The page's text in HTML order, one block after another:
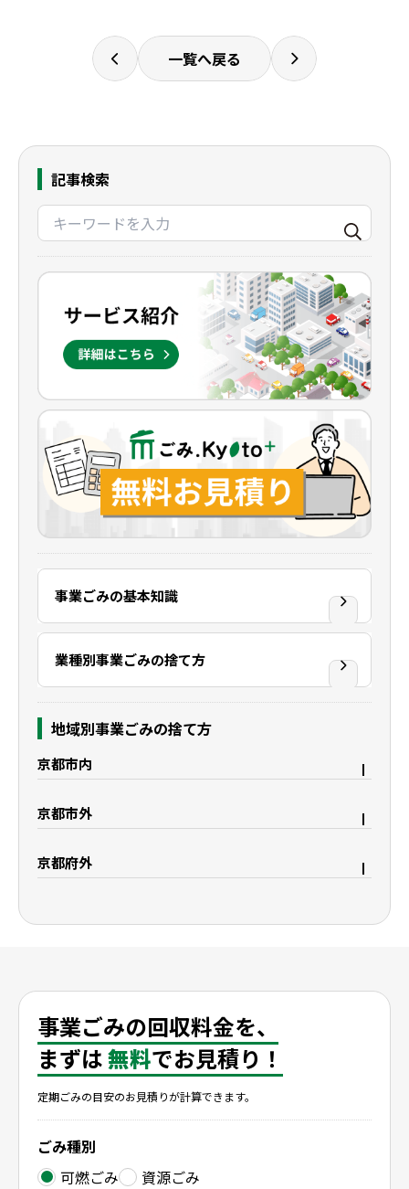
一覧へ戻る
記事検索
事業ごみの基本知識
業種別事業ごみの捨て方
地域別事業ごみの捨て方
京都市内
京都市中京区
京都市下京区
京都市西京区
京都市山科区
京都市南区
京都市外
八幡市
城陽市
京都府外
滋賀県大津市
滋賀県栗東市
事業ごみの回収料金を、
まずは無料でお見積り！
定期ごみの目安のお見積りが計算できます。
ごみ種別
可燃ごみ
資源ごみ